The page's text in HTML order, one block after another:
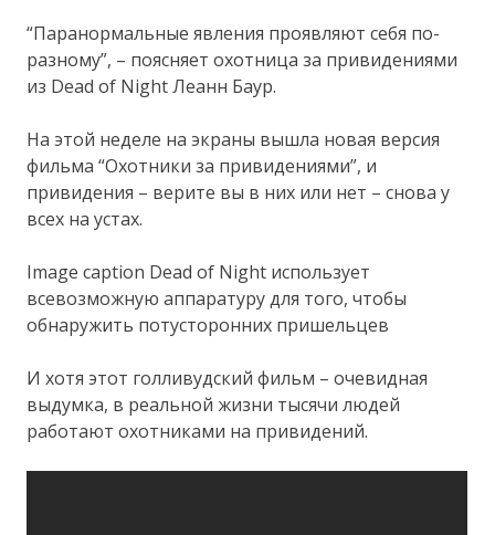
“Паранормальные явления проявляют себя по-
разному”, – поясняет охотница за привидениями
из Dead of Night Леанн Баур.
На этой неделе на экраны вышла новая версия
фильма “Охотники за привидениями”, и
привидения – верите вы в них или нет – снова у
всех на устах.
Image caption Dead of Night использует
всевозможную аппаратуру для того, чтобы
обнаружить потусторонних пришельцев
И хотя этот голливудский фильм – очевидная
выдумка, в реальной жизни тысячи людей
работают охотниками на привидений.